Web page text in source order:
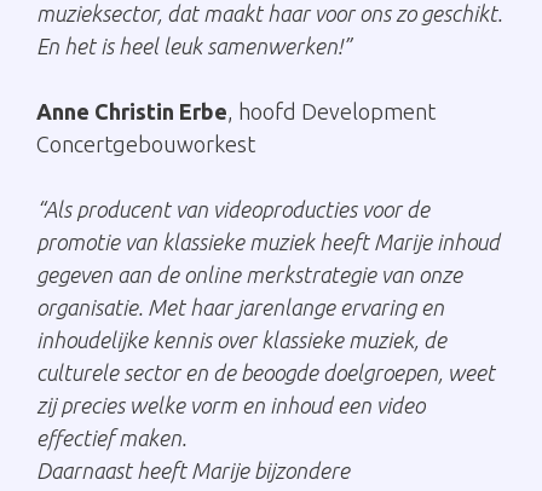
muzieksector, dat maakt haar voor ons zo geschikt.
En het is heel leuk samenwerken!”
Anne Christin Erbe, hoofd Development
Concertgebouworkest
“Als producent van videoproducties voor de
promotie van klassieke muziek heeft Marije inhoud
gegeven aan de online merkstrategie van onze
organisatie. Met haar jarenlange ervaring en
inhoudelijke kennis over klassieke muziek, de
culturele sector en de beoogde doelgroepen, weet
zij precies welke vorm en inhoud een video
effectief maken.
Daarnaast heeft Marije bijzondere